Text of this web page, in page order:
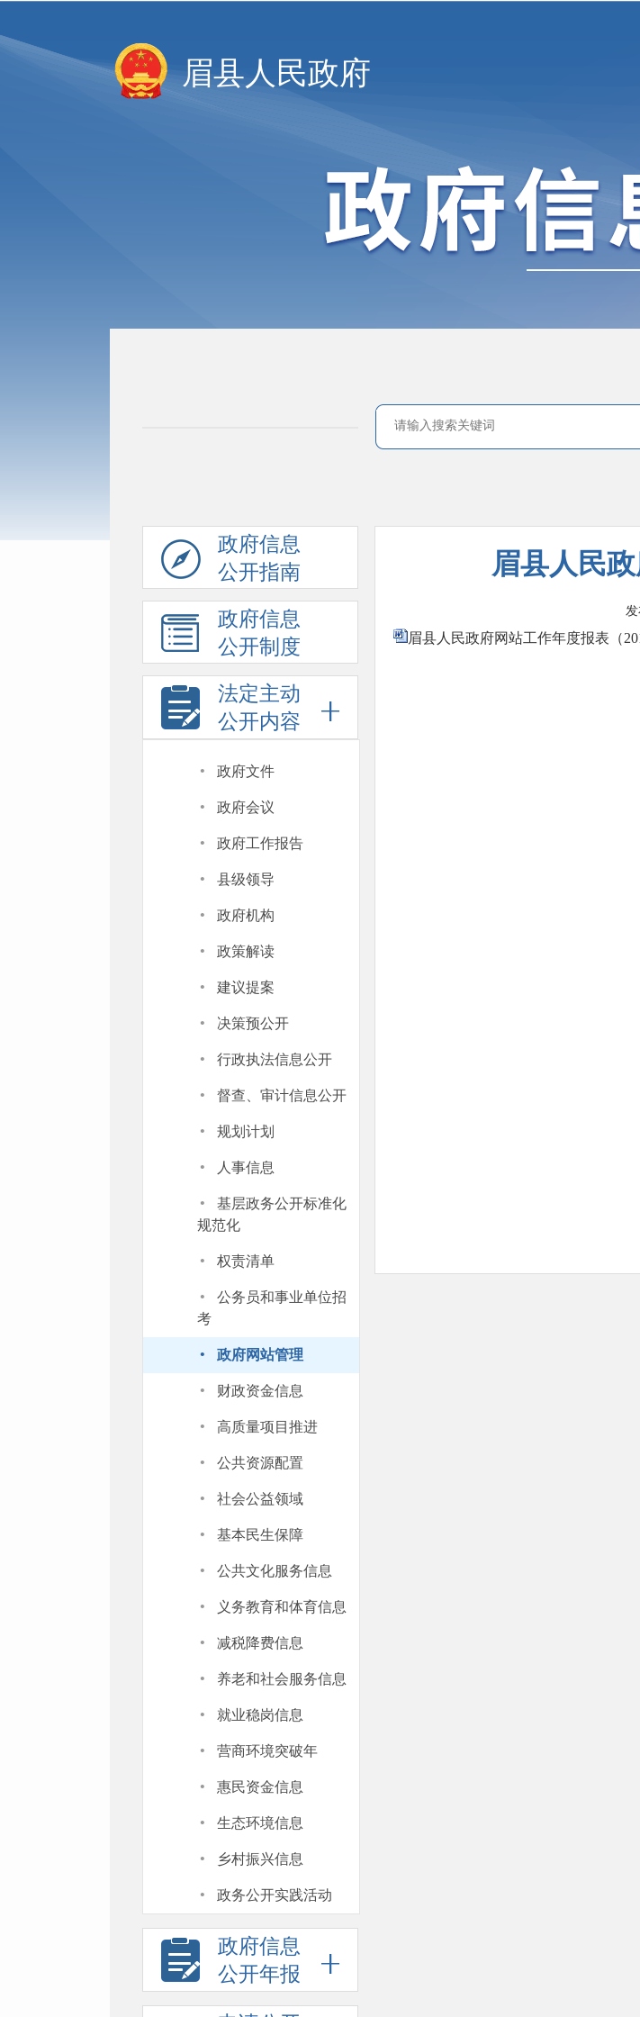
眉县人民政府
政府信息
公开指南
政府信息
公开制度
法定主动
公开内容
· 政府文件
· 政府会议
· 政府工作报告
· 县级领导
· 政府机构
· 政策解读
· 建议提案
· 决策预公开
· 行政执法信息公开
· 督查、审计信息公开
· 规划计划
· 人事信息
·
基层政务公开标准化
规范化
· 权责清单
·
公务员和事业单位招
考
· 政府网站管理
· 财政资金信息
· 高质量项目推进
· 公共资源配置
· 社会公益领域
· 基本民生保障
· 公共文化服务信息
· 义务教育和体育信息
· 减税降费信息
· 养老和社会服务信息
· 就业稳岗信息
· 营商环境突破年
· 惠民资金信息
· 生态环境信息
· 乡村振兴信息
· 政务公开实践活动
政府信息
公开年报
眉县人民政
发
眉县人民政府网站工作年度报表（